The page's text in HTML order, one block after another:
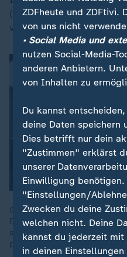
(54.) die Großchance
verstolperte aber frei vor
Gastgeberland Kanada hat
Eishockey. Aber bei der
sein zu Mitgastgeber USA,
positiv präsentieren.
ZDFheute und ZDFtivi.
von uns nicht
• Social Media und
nutzen Social-Media-
anderen Anbietern.
von Inhalten zu
Du kannst
deine Daten speichern
Dies betrifft nur dein
"Zustimmen" erklärst
unserer
Einwilligung
"Einstellungen/
Zwecken du deine
welchen nicht. Deine
kannst du jederzeit
in deinen